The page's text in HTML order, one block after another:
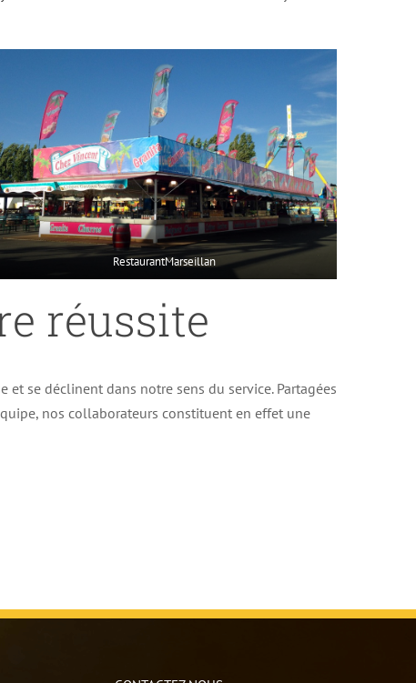
RestaurantMarseillan
réussite
se déclinent dans notre sens du service. Partagées
nos collaborateurs constituent en effet une